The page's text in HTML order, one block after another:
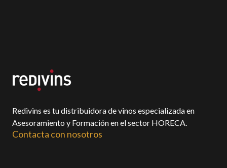
Redivins es tu distribuidora de vinos especializada en
Asesoramiento y Formación en el sector HORECA.
Contacta con nosotros